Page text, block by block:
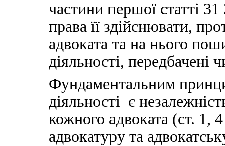
частини першої статті
права її здійснювати,
адвоката та на нього
діяльності, передбачені
Фундаментальним
діяльності є
кожного адвоката (ст. 1,
адвокатуру та